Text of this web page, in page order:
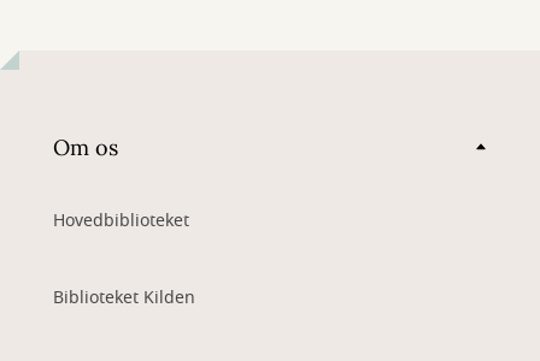
Om os
Hovedbiblioteket
Biblioteket Kilden